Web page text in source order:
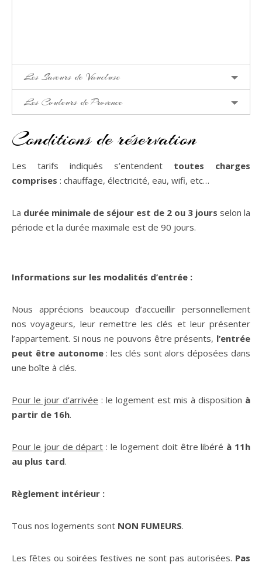
Les Saveurs de Vaucluse
Les Couleurs de Provence
Conditions de réservation
Les tarifs indiqués s’entendent toutes charges
comprises : chauffage, électricité, eau, wifi, etc…
La durée minimale de séjour est de 2 ou 3 jours selon la
période et la durée maximale est de 90 jours.
Informations sur les modalités d’entrée :
Nous apprécions beaucoup d’accueillir personnellement
nos voyageurs, leur remettre les clés et leur présenter
l’appartement. Si nous ne pouvons être présents, l’entrée
peut être autonome: les clés sont alors déposées dans
une boîte à clés.
Pour le jour d’arrivée : le logement est mis à disposition à
partir de 16h.
Pour le jour de départ : le logement doit être libéré à 11h
au plus tard.
Règlement intérieur :
Tous nos logements sont NON FUMEURS.
Les fêtes ou soirées festives ne sont pas autorisées. Pas